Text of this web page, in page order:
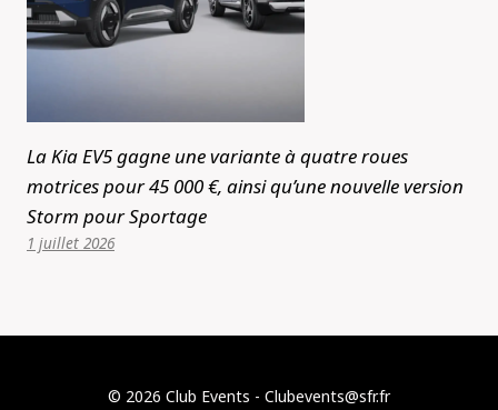
La Kia EV5 gagne une variante à quatre roues
motrices pour 45 000 €, ainsi qu’une nouvelle version
Storm pour Sportage
1 juillet 2026
© 2026 Club Events - Clubevents@sfr.fr